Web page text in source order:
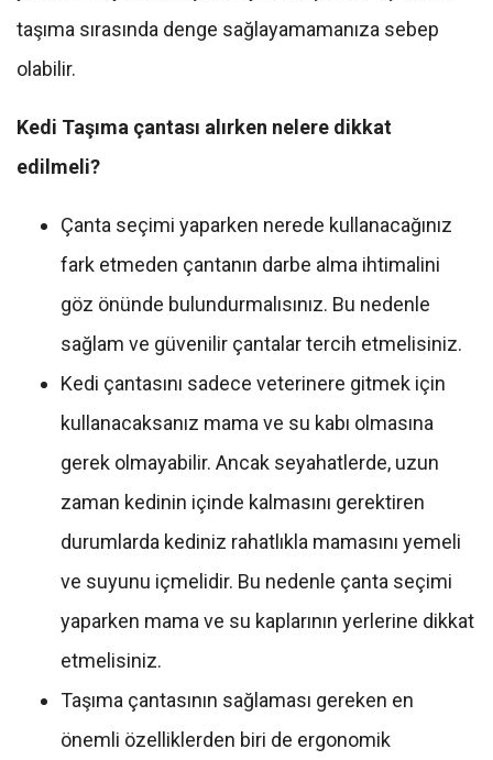
taşıma sırasında denge sağlayamamanıza sebep
olabilir.
Kedi Taşıma çantası alırken nelere dikkat
edilmeli?
Çanta seçimi yaparken nerede kullanacağınız
fark etmeden çantanın darbe alma ihtimalini
göz önünde bulundurmalısınız. Bu nedenle
sağlam ve güvenilir çantalar tercih etmelisiniz.
Kedi çantasını sadece veterinere gitmek için
kullanacaksanız mama ve su kabı olmasına
gerek olmayabilir. Ancak seyahatlerde, uzun
zaman kedinin içinde kalmasını gerektiren
durumlarda kediniz rahatlıkla mamasını yemeli
ve suyunu içmelidir. Bu nedenle çanta seçimi
yaparken mama ve su kaplarının yerlerine dikkat
etmelisiniz.
Taşıma çantasının sağlaması gereken en
önemli özelliklerden biri de ergonomik